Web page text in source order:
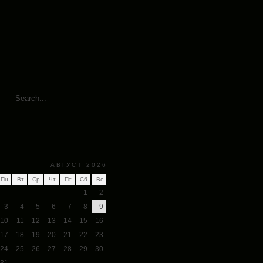
АВГУСТ 2026
Пн Вт Ср Чт Пт Сб Вс
1
2
3
4 5 6 7 8
9
10
11 12 13 14 15
16
17
18 19 20 21 22
23
24
25 26 27 28 29
30